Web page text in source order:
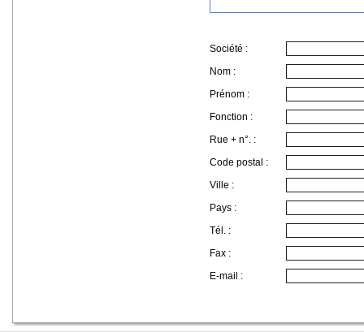
Société :
Nom :
Prénom :
Fonction :
Rue + n°. :
Code postal :
Ville :
Pays :
Tél. :
Fax :
E-mail :